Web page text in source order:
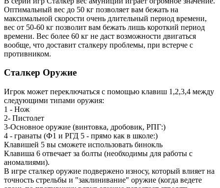
Оптимальный вес до 50 кг позволяет вам бежать на
максимальной скорости очень длительный период времени,
вес от 50-60 кг позволит вам бежать лишь короткий период
времени. Вес более 60 кг не даст возможности двигаться
вообще, что доставит сталкеру проблемы, при встерче с
противником.
Сталкер Оружие
Игрок может переключаться с помощью клавиш 1,2,3,4 между
следующими типами оружия:
1 - Нож
2- Пистолет
3-Основное оружие (винтовка, дробовик, РПГ:)
4 - гранаты (Ф1 и РГД 5 - прямо как в школе:)
Клавишей 5 вы сможете использовать бинокль
Клавиша 6 отвечает за болты (необходимы для работы с
аномалиями).
В игре сталкер оружие подвержено износу, который влияет на
точность стрельбы и "заклинивание" оружие (когда ведете